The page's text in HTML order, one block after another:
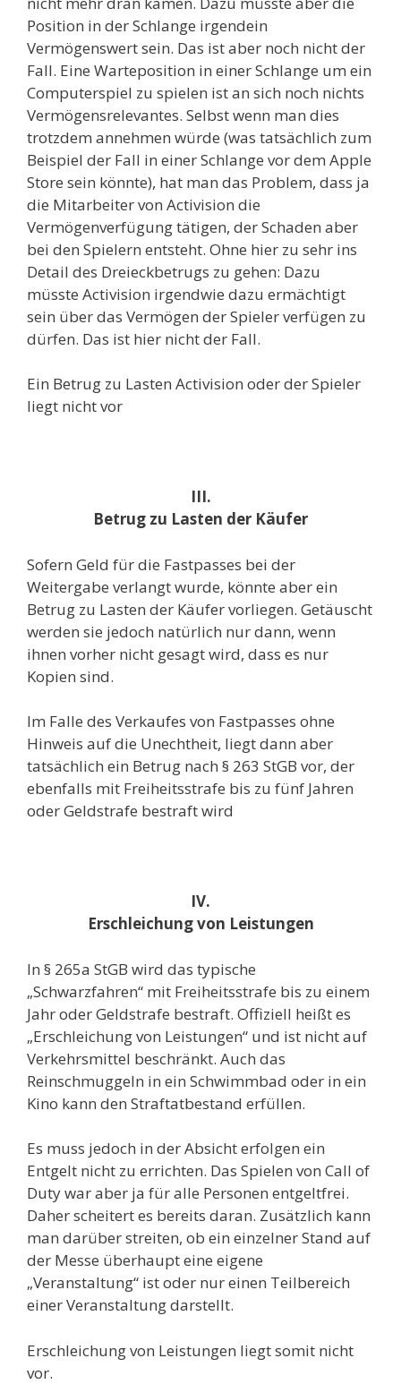
Position in der Schlange irgendein
Vermögenswert sein. Das ist aber noch nicht der
Fall. Eine Warteposition in einer Schlange um ein
Computerspiel zu spielen ist an sich noch nichts
Vermögensrelevantes. Selbst wenn man dies
trotzdem annehmen würde (was tatsächlich zum
Beispiel der Fall in einer Schlange vor dem Apple
Store sein könnte), hat man das Problem, dass ja
die Mitarbeiter von Activision die
Vermögenverfügung tätigen, der Schaden aber
bei den Spielern entsteht. Ohne hier zu sehr ins
Detail des Dreieckbetrugs zu gehen: Dazu
müsste Activision irgendwie dazu ermächtigt
sein über das Vermögen der Spieler verfügen zu
dürfen. Das ist hier nicht der Fall.
Ein Betrug zu Lasten Activision oder der Spieler
liegt nicht vor
III.
Betrug zu Lasten der Käufer
Sofern Geld für die Fastpasses bei der
Weitergabe verlangt wurde, könnte aber ein
Betrug zu Lasten der Käufer vorliegen. Getäuscht
werden sie jedoch natürlich nur dann, wenn
ihnen vorher nicht gesagt wird, dass es nur
Kopien sind.
Im Falle des Verkaufes von Fastpasses ohne
Hinweis auf die Unechtheit, liegt dann aber
tatsächlich ein Betrug nach § 263 StGB vor, der
ebenfalls mit Freiheitsstrafe bis zu fünf Jahren
oder Geldstrafe bestraft wird
IV.
Erschleichung von Leistungen
In § 265a StGB wird das typische
„Schwarzfahren“ mit Freiheitsstrafe bis zu einem
Jahr oder Geldstrafe bestraft. Offiziell heißt es
„Erschleichung von Leistungen“ und ist nicht auf
Verkehrsmittel beschränkt. Auch das
Reinschmuggeln in ein Schwimmbad oder in ein
Kino kann den Straftatbestand erfüllen.
Es muss jedoch in der Absicht erfolgen ein
Entgelt nicht zu errichten. Das Spielen von Call of
Duty war aber ja für alle Personen entgeltfrei.
Daher scheitert es bereits daran. Zusätzlich kann
man darüber streiten, ob ein einzelner Stand auf
der Messe überhaupt eine eigene
„Veranstaltung“ ist oder nur einen Teilbereich
einer Veranstaltung darstellt.
Erschleichung von Leistungen liegt somit nicht
vor.